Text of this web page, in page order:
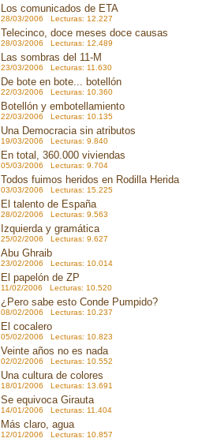
Los comunicados de ETA
28/03/2006 Lecturas: 12.227
Telecinco, doce meses doce causas
28/03/2006 Lecturas: 12.489
Las sombras del 11-M
23/03/2006 Lecturas: 11.630
De bote en bote... botellón
22/03/2006 Lecturas: 10.360
Botellón y embotellamiento
22/03/2006 Lecturas: 10.135
Una Democracia sin atributos
19/03/2006 Lecturas: 9.840
En total, 360.000 viviendas
05/03/2006 Lecturas: 9.704
Todos fuimos heridos en Rodilla Herida
03/03/2006 Lecturas: 15.225
El talento de España
28/02/2006 Lecturas: 9.563
Izquierda y gramática
25/02/2006 Lecturas: 9.627
Abu Ghraib
23/02/2006 Lecturas: 10.014
El papelón de ZP
11/02/2006 Lecturas: 10.520
¿Pero sabe esto Conde Pumpido?
08/02/2006 Lecturas: 10.237
El cocalero
05/02/2006 Lecturas: 10.823
Veinte años no es nada
02/02/2006 Lecturas: 10.552
Una cultura de colores
18/01/2006 Lecturas: 13.691
Se equivoca Girauta
14/01/2006 Lecturas: 11.404
Más claro, agua
12/01/2006 Lecturas: 10.857